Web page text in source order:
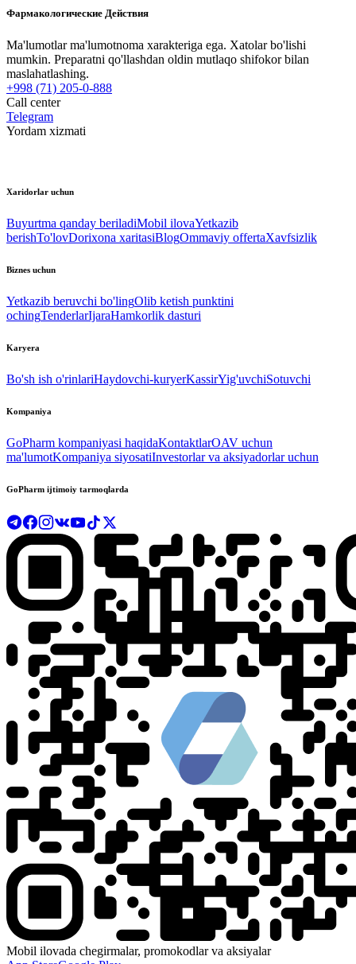
Фармакологические Действия
Ma'lumotlar ma'lumotnoma xarakteriga ega. Xatolar bo'lishi
mumkin. Preparatni qo'llashdan oldin mutlaqo shifokor bilan
maslahatlashing.
+998 (71) 205-0-888
Call center
Telegram
Yordam xizmati
Xaridorlar uchun
Buyurtma qanday beriladiMobil ilovaYetkazib
berishTo'lovDorixona xaritasiBlogOmmaviy offertaXavfsizlik
Biznes uchun
Yetkazib beruvchi bo'lingOlib ketish punktini
ochingTenderlarIjaraHamkorlik dasturi
Karyera
Bo'sh ish o'rinlariHaydovchi-kuryerKassirYig'uvchiSotuvchi
Kompaniya
GoPharm kompaniyasi haqidaKontaktlarOAV uchun
ma'lumotKompaniya siyosatiInvestorlar va aksiyadorlar uchun
GoPharm ijtimoiy tarmoqlarda
Mobil ilovada chegirmalar, promokodlar va aksiyalar